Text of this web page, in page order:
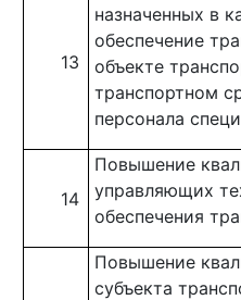
13
назначенных в
обеспечение
объекте
транспортном
персонала
14
Повышение
управляющих
обеспечения
Повышение
субъекта